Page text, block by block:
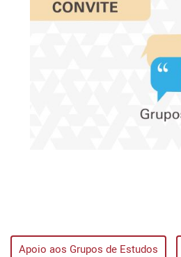
Apoio aos Grupos de Estudos